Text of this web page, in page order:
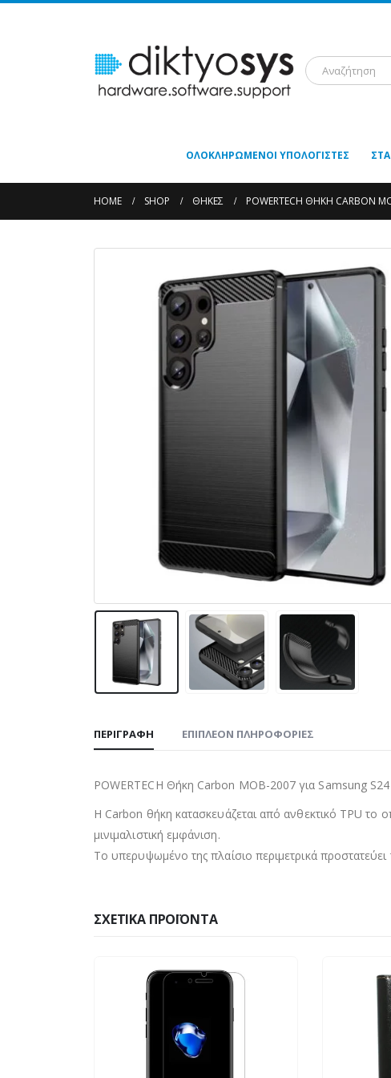
ΟΛΟΚΛΗΡΩΜΈΝΟΙ ΥΠΟΛΟΓΙΣΤΈΣ
HOME SHOP ΘΉΚΕΣ POWERTECH ΘΉΚΗ CARBON
ΠΕΡΙΓΡΑΦΉ ΕΠΙΠΛΈΟΝ ΠΛΗΡΟΦΟΡΊΕΣ
POWERTECH Θήκη Carbon MOB-2007 για Samsung
H Carbon θήκη κατασκευάζεται από ανθεκτικό TPU το
μινιμαλιστική εμφάνιση.
Το υπερυψωμένο της πλαίσιο περιμετρικά
ΣΧΕΤΙΚΆ ΠΡΟΪΌΝΤΑ